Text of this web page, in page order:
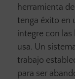
herramienta
tenga éxito en
integre con
usa. Un
trabajo
para ser